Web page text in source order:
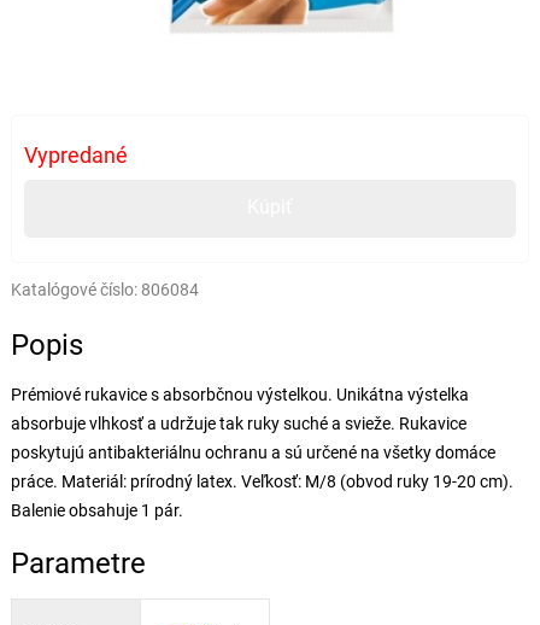
Vypredané
Katalógové číslo: 806084
Popis
Prémiové rukavice s absorbčnou výstelkou. Unikátna výstelka
absorbuje vlhkosť a udržuje tak ruky suché a svieže. Rukavice
poskytujú antibakteriálnu ochranu a sú určené na všetky domáce
práce. Materiál: prírodný latex. Veľkosť: M/8 (obvod ruky 19-20 cm).
Balenie obsahuje 1 pár.
Parametre